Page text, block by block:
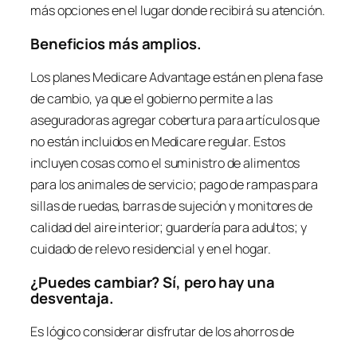
más opciones en el lugar donde recibirá su atención.
Beneficios más amplios.
Los planes Medicare Advantage están en plena fase
de cambio, ya que el gobierno permite a las
aseguradoras agregar cobertura para artículos que
no están incluidos en Medicare regular. Estos
incluyen cosas como el suministro de alimentos
para los animales de servicio; pago de rampas para
sillas de ruedas, barras de sujeción y monitores de
calidad del aire interior; guardería para adultos; y
cuidado de relevo residencial y en el hogar.
¿Puedes cambiar? Sí, pero hay una
desventaja.
Es lógico considerar disfrutar de los ahorros de